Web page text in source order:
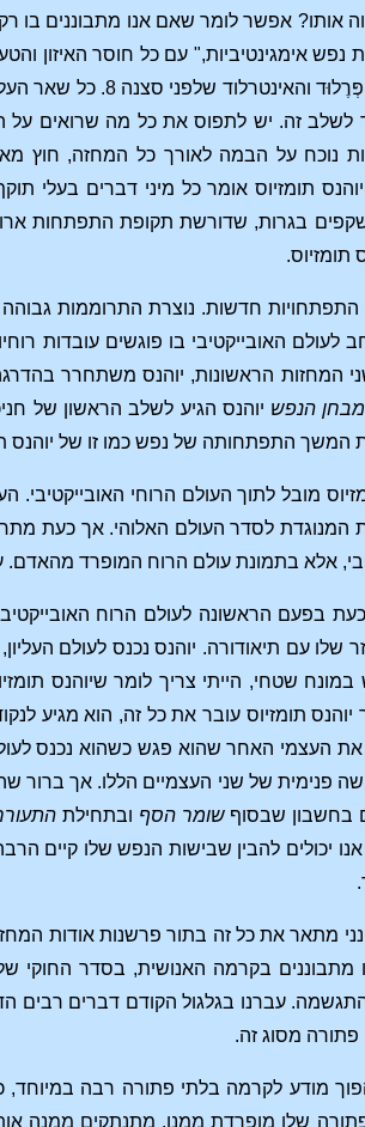
אותו? אפשר לומר שאם אנו מתבוננים
נפש אימגינטיביות," עם כל חוסר האיזון
העלילה משקפת את החוויה האימגינטיבית הסובייקטיבית של יוהנס תומזיוס; ב
לשלב זה. יש לתפוס את כל מה שרואים על
נוכח על הבמה לאורך כל המחזה, חוץ
תומזיוס אומר כל מיני דברים בעלי
בגרות, שדורשת תקופת התפתחות
תומזיוס.
התפתחויות חדשות. נוצרת התרוממות
לעולם האובייקטיבי בו פוגשים עובדות
המחזות הראשונות, יוהנס משתחרר
מבחן הנפש יוהנס הגיע לשלב הראשון של
התפתחותה של נפש כמו זו של יוהנס
מובל לתוך העולם הרוחי
המנוגדת לסדר העולם האלוהי. אך כעת
אלא בתמונת עולם הרוח המופרד מהאדם.
כעת בפעם הראשונה לעולם הרוח
שלו עם תיאודורה. יוהנס נכנס לעולם
שטחי, הייתי צריך לומר שיוהנס
תומזיוס עובר את כל זה, הוא מגיע
פנימית של שני העצמיים הללו. אך ברור
בחשבון שבסוףשומר הסף ובתחילת
יכולים להבין שבישות הנפש שלו קיים
מתאר את כל זה בתור פרשנות אודות
מתבוננים בקרמה האנושית, בסדר
עברנו בגלגול הקודם דברים רבים
מסוג זה.
מודע לקרמה בלתי פתורה רבה
שלו מופרדת ממנו. מתנתקים ממנה